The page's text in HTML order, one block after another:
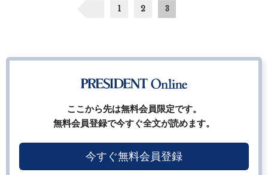
1 2 3
ここから先は無料会員限定です。
無料会員登録で今すぐ全文が読めます。
今すぐ無料会員登録